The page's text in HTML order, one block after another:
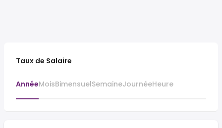
Taux de Salaire
AnnéeMoisBimensuelSemaineJournéeHeure